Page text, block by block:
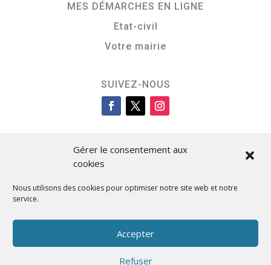
Gérer le consentement aux
cookies
Nous utilisons des cookies pour optimiser notre site web et notre
service.
Accepter
Refuser
MES DÉMARCHES EN LIGNE
Etat-civil
Votre mairie
SUIVEZ-NOUS
Cità di L’Isula